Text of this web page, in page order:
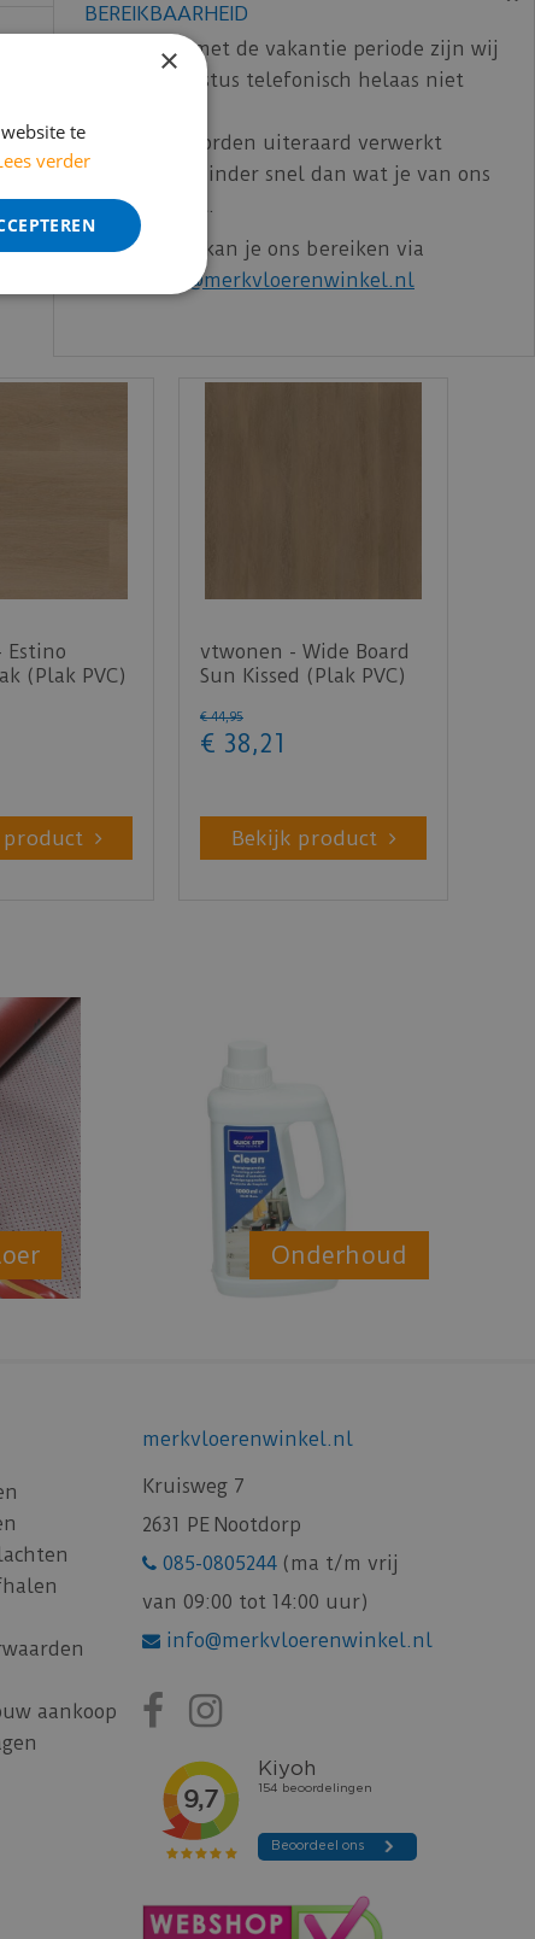
€ 0 , 00
€ 129,21
(Plak PVC)
product
vtwonen - Wide Board
Sun Kissed (Plak PVC)
€ 44,95
€ 38,21
Bekijk product
Onderhoud
aankoop
merkvloerenwinkel.nl
Kruisweg 7
2631 PE Nootdorp
085-0805244 (ma t/m vrij
van 09:00 tot 14:00 uur)
info@merkvloerenwinkel.nl
BEREIKBAARHEID
In verband met de vakantie periode zijn wij
t/m 14 augustus telefonisch helaas niet
Bestelling worden uiteraard verwerkt
echter iets minder snel dan wat je van ons
gewend bent.
Voor vragen kan je ons bereiken via
info@merkvloerenwinkel.nl
×
te
verder